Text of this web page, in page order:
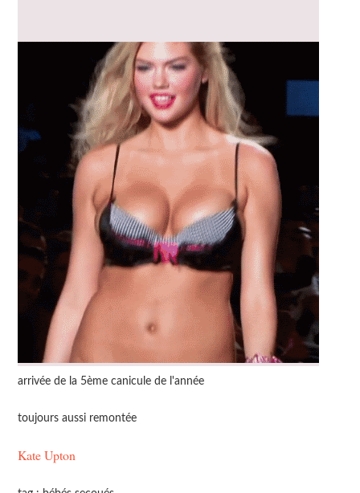
arrivée de la 5ème canicule de l'année
toujours aussi remontée
Kate Upton